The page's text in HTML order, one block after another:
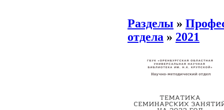
Разделы »
отдела » 2021